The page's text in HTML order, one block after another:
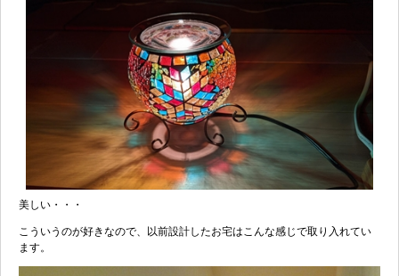
美しい・・・
こういうのが好きなので、以前設計したお宅はこんな感じで取り入れてい
ます。